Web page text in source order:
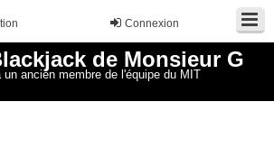
Connexion
de Monsieur G
ancien membre de l'équipe du MIT